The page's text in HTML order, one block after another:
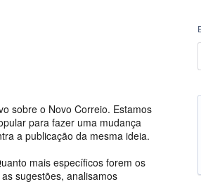
sobre o Novo Correio. Estamos
para fazer uma mudança
a publicação da mesma ideia.
mais específicos forem os
sugestões, analisamos